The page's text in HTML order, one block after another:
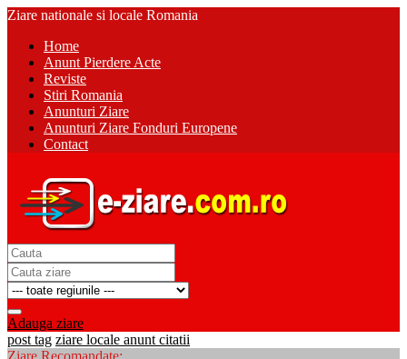
Ziare nationale si locale Romania
Home
Anunt Pierdere Acte
Reviste
Stiri Romania
Anunturi Ziare
Anunturi Ziare Fonduri Europene
Contact
Adauga ziare
post tag ziare locale anunt citatii
Ziare Recomandate: